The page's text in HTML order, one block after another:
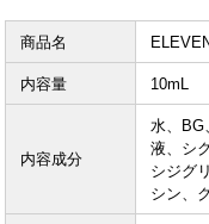
商品名
内容量 10mL
内容成分
水、BG
液、シ
シジグ
シン、